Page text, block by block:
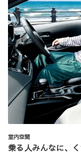
室内空間
乗る人みんなに、く